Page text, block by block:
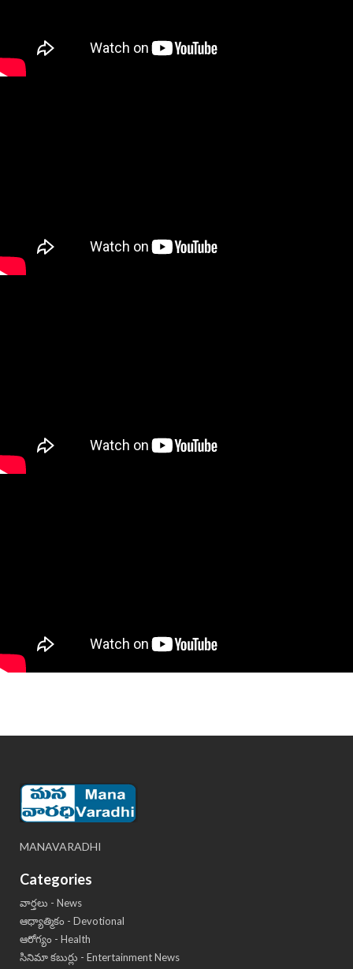
MANAVARADHI
Categories
వార్తలు - News
ఆధ్యాత్మికం - Devotional
ఆరోగ్యం - Health
సినిమా కబుర్లు - Entertainment News